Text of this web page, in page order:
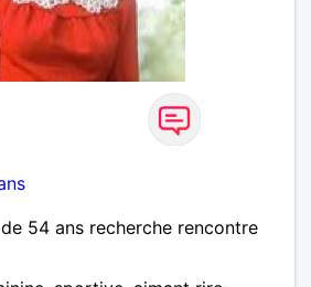
54 ans recherche rencontre